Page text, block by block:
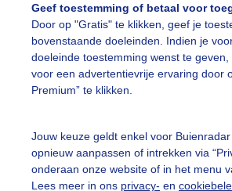
Geef toestemming of betaal voor
Door op "Gratis" te klikken, geef je
bovenstaande doeleinden. Indien je
doeleinde toestemming wenst te geven,
voor een advertentievrije ervaring door
Premium” te klikken.
Jouw keuze geldt enkel voor
opnieuw aanpassen of intrekken via
onderaan onze website of in het menu
Lees meer in ons privacy- en
vragen
De